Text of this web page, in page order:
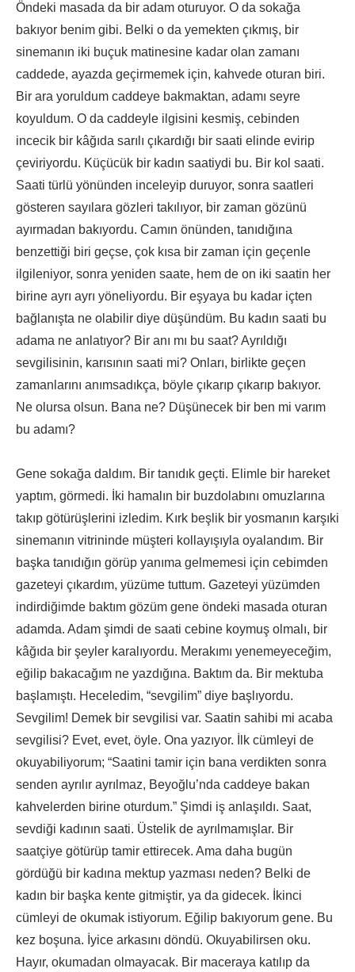
Öndeki masada da bir adam oturuyor. O da sokağa
bakıyor benim gibi. Belki o da yemekten çıkmış, bir
sinemanın iki buçuk matinesine kadar olan zamanı
caddede, ayazda geçirmemek için, kahvede oturan biri.
Bir ara yoruldum caddeye bakmaktan, adamı seyre
koyuldum. O da caddeyle ilgisini kesmiş, cebinden
incecik bir kâğıda sarılı çıkardığı bir saati elinde evirip
çeviriyordu. Küçücük bir kadın saatiydi bu. Bir kol saati.
Saati türlü yönünden inceleyip duruyor, sonra saatleri
gösteren sayılara gözleri takılıyor, bir zaman gözünü
ayırmadan bakıyordu. Camın önünden, tanıdığına
benzettiği biri geçse, çok kısa bir zaman için geçenle
ilgileniyor, sonra yeniden saate, hem de on iki saatin her
birine ayrı ayrı yöneliyordu. Bir eşyaya bu kadar içten
bağlanışta ne olabilir diye düşündüm. Bu kadın saati bu
adama ne anlatıyor? Bir anı mı bu saat? Ayrıldığı
sevgilisinin, karısının saati mi? Onları, birlikte geçen
zamanlarını anımsadıkça, böyle çıkarıp çıkarıp bakıyor.
Ne olursa olsun. Bana ne? Düşünecek bir ben mi varım
bu adamı?
Gene sokağa daldım. Bir tanıdık geçti. Elimle bir hareket
yaptım, görmedi. İki hamalın bir buzdolabını omuzlarına
takıp götürüşlerini izledim. Kırk beşlik bir yosmanın karşıki
sinemanın vitrininde müşteri kollayışıyla oyalandım. Bir
başka tanıdığın görüp yanıma gelmemesi için cebimden
gazeteyi çıkardım, yüzüme tuttum. Gazeteyi yüzümden
indirdiğimde baktım gözüm gene öndeki masada oturan
adamda. Adam şimdi de saati cebine koymuş olmalı, bir
kâğıda bir şeyler karalıyordu. Merakımı yenemeyeceğim,
eğilip bakacağım ne yazdığına. Baktım da. Bir mektuba
başlamıştı. Heceledim, “sevgilim” diye başlıyordu.
Sevgilim! Demek bir sevgilisi var. Saatin sahibi mi acaba
sevgilisi? Evet, evet, öyle. Ona yazıyor. İlk cümleyi de
okuyabiliyorum; “Saatini tamir için bana verdikten sonra
senden ayrılır ayrılmaz, Beyoğlu’nda caddeye bakan
kahvelerden birine oturdum.” Şimdi iş anlaşıldı. Saat,
sevdiği kadının saati. Üstelik de ayrılmamışlar. Bir
saatçiye götürüp tamir ettirecek. Ama daha bugün
gördüğü bir kadına mektup yazması neden? Belki de
kadın bir başka kente gitmiştir, ya da gidecek. İkinci
cümleyi de okumak istiyorum. Eğilip bakıyorum gene. Bu
kez boşuna. İyice arkasını döndü. Okuyabilirsen oku.
Hayır, okumadan olmayacak. Bir maceraya katılıp da